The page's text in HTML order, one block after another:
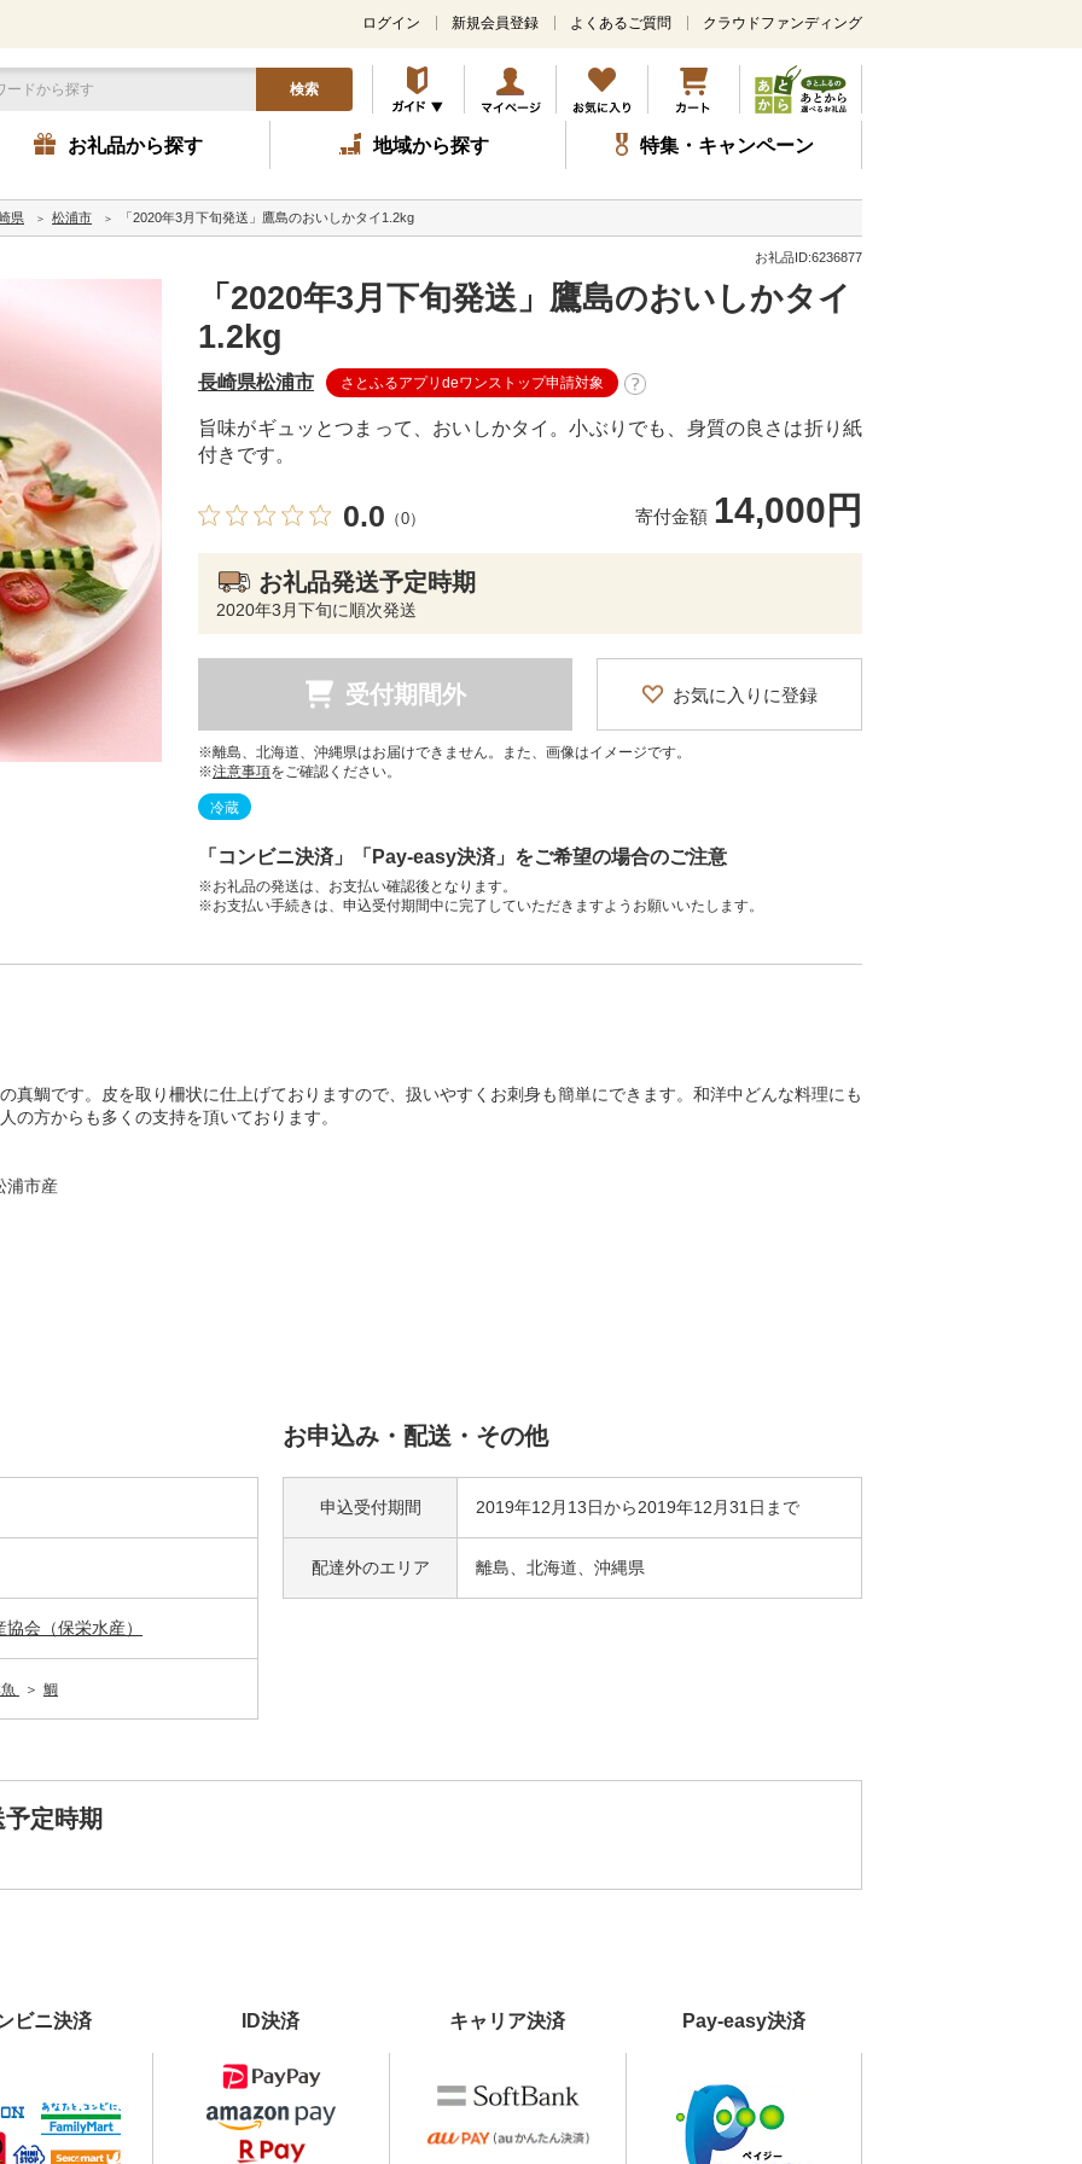
メ
ン
コ
ン
テ
ツ
ッ
ログイン 新規会員登録 よくあるご質問 クラウドファンディング
検索
お礼品から探す 地域から探す 特集・キャンペーン
県 松浦市 「2020年3月下旬発送」鷹島のおいしかタイ1.2kg
お礼品ID:6236877
「2020年3月下旬発送」鷹島のおいしかタイ
1.2kg
長崎県松浦市 さとふるアプリdeワンストップ申請対象
旨味がギュッとつまって、おいしかタイ。小ぶりでも、身質の良さは折り紙
付きです。
0.0 （0） 寄付金額 14,000円
お礼品発送予定時期
2020年3月下旬に順次発送
受付期間外 お気に入りに登録
※離島、北海道、沖縄県はお届けできません。また、画像はイメージです。
※注意事項をご確認ください。
冷蔵
「コンビニ決済」「Pay-easy決済」をご希望の場合のご注意
※お礼品の発送は、お支払い確認後となります。
※お支払い手続きは、申込受付期間中に完了していただきますようお願いいたします。
真鯛です。皮を取り柵状に仕上げておりますので、扱いやすくお刺身も簡単にできます。和洋中どんな料理にも
の方からも多くの支持を頂いております。
市産
会（保栄水産）
鯛
お申込み・配送・その他
申込受付期間 2019年12月13日から2019年12月31日まで
配達外のエリア 離島、北海道、沖縄県
定時期
ビニ決済 ID決済 キャリア決済 Pay-easy決済